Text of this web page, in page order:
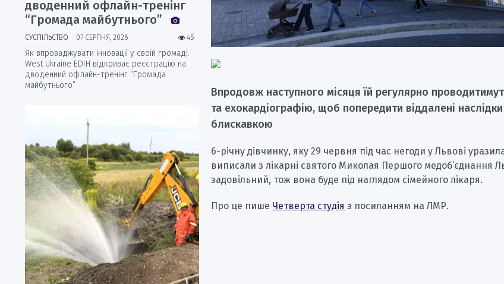
Впродовж наступного місяця їй регулярно
та ехокардіографію, щоб попередити віддалені
блискавкою
6-річну дівчинку, яку 29 червня під час негоди у Львові
виписали з лікарні святого Миколая Першого медоб’єднання
задовільний, тож вона буде під наглядом сімейного лікаря.
Про це пише Четверта студія з посиланням на ЛМР.
дводенний офлайн-тренінг
“Громада майбутнього”
45
СУСПІЛЬСТВО 07 СЕРПНЯ, 2026
Як впроваджувати інновації у своїй громаді:
West Ukraine EDIH відкриває реєстрацію на
дводенний офлайн-тренінг “Громада
майбутнього”